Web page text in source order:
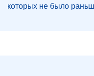
которых не было